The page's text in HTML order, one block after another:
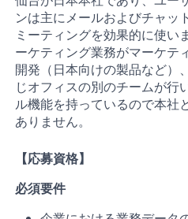
ンは主にメールおよびチャッ
ミーティングを効果的に使い
ーケティング業務がマーケテ
開発（日本向けの製品など）
じオフィスの別のチームが行
ル機能を持っているので本社
ありません。
【応募資格】
必須要件